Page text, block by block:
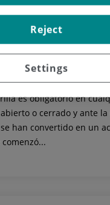
y cuidado
es obligatorio en
o cerrado y ante la
han convertido en un
Settings
Reject